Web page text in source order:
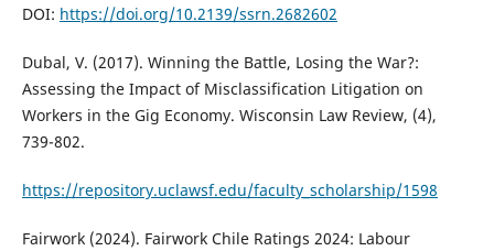
DOI: https://doi.org/10.2139/ssrn.2682602
Dubal, V. (2017). Winning the Battle, Losing the War?:
Assessing the Impact of Misclassification Litigation on
Workers in the Gig Economy. Wisconsin Law Review, (4),
739-802.
https://repository.uclawsf.edu/faculty_scholarship/1598
Fairwork (2024). Fairwork Chile Ratings 2024: Labour